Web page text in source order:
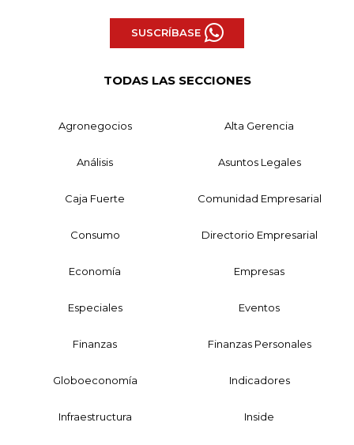
SUSCRÍBASE
TODAS LAS SECCIONES
Agronegocios Alta Gerencia
Análisis Asuntos Legales
Caja Fuerte Comunidad Empresarial
Consumo Directorio Empresarial
Economía Empresas
Especiales Eventos
Finanzas Finanzas Personales
Globoeconomía Indicadores
Infraestructura Inside